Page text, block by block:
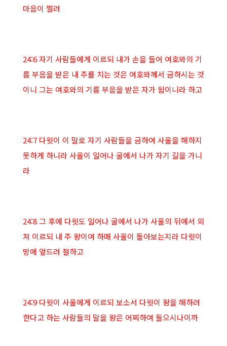
마음이 찔려
24:6 자기 사람들에게 이르되 내가 손을 들어 여호와의 기
름 부음을 받은 내 주를 치는 것은 여호와께서 금하시는 것
이니 그는 여호와의 기름 부음을 받은 자가 됨이니라 하고
24:7 다윗이 이 말로 자기 사람들을 금하여 사울을 해하지
못하게 하니라 사울이 일어나 굴에서 나가 자기 길을 가니
라
24:8 그 후에 다윗도 일어나 굴에서 나가 사울의 뒤에서 외
쳐 이르되 내 주 왕이여 하매 사울이 돌아보는지라 다윗이
땅에 엎드려 절하고
24:9 다윗이 사울에게 이르되 보소서 다윗이 왕을 해하려
한다고 하는 사람들의 말을 왕은 어찌하여 들으시나이까